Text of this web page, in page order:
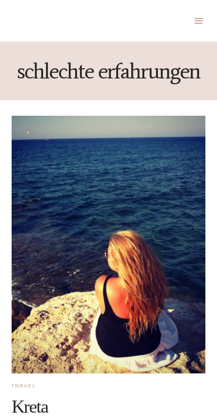
schlechte erfahrungen
TRAVEL
Kreta